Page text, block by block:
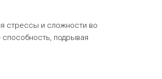
стрессы и сложности во
подрывая